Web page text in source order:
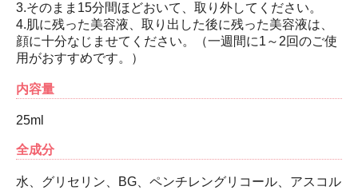
3.そのまま15分間ほどおいて、取り外してください。
4.肌に残った美容液、取り出した後に残った美容液は、
顔に十分なじませてください。（一週間に1～2回のご使
用がおすすめです。）
内容量
25ml
全成分
水、グリセリン、BG、ペンチレングリコール、アスコル